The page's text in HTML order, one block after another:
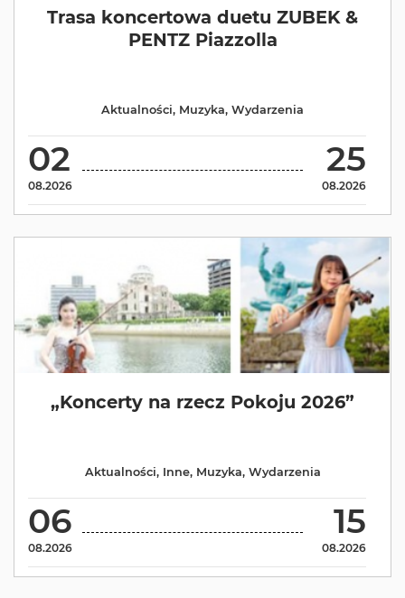
Trasa koncertowa duetu ZUBEK &
PENTZ Piazzolla
02
08.2026
25
08.2026
Aktualności, Muzyka, Wydarzenia
„Koncerty na rzecz Pokoju 2026”
06
08.2026
15
08.2026
Aktualności, Inne, Muzyka, Wydarzenia